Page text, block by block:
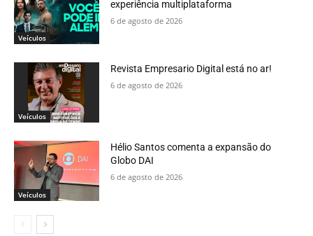
Veículos
experiência multiplataforma
6 de agosto de 2026
Veículos
Revista Empresario Digital está no ar!
6 de agosto de 2026
Veículos
Hélio Santos comenta a expansão do
Globo DAI
6 de agosto de 2026